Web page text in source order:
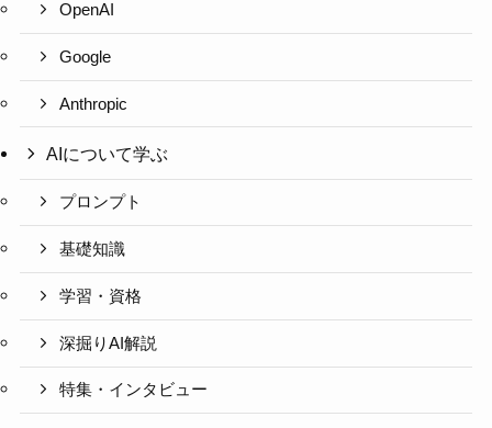
OpenAI
Google
Anthropic
AIについて学ぶ
プロンプト
基礎知識
学習・資格
深掘りAI解説
特集・インタビュー